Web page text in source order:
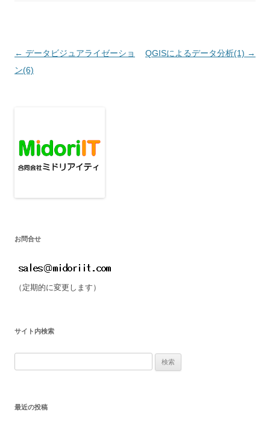
投
稿
シ
ョ
← データビジュアライゼーショ
ン(6)
QGISによるデータ分析(1) →
お問合せ
（定期的に変更します）
サイト内検索
索:
最近の投稿